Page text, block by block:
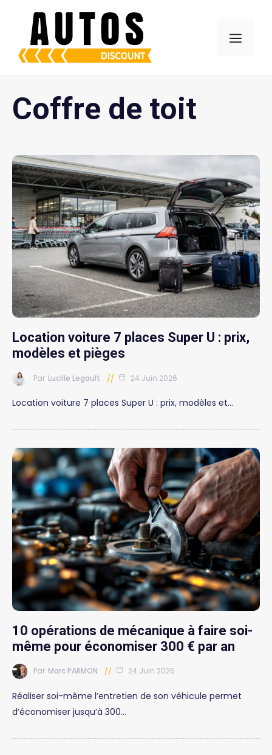
contenu
Menu
Coffre de toit
Location voiture 7 places Super U : prix,
modèles et pièges
Par Lucille Legault 24 Juin 2026
Location voiture 7 places Super U : prix, modèles et…
10 opérations de mécanique à faire soi-
même pour économiser 300 € par an
Par Marc PARMON 24 Juin 2026
Réaliser soi-même l’entretien de son véhicule permet
d’économiser jusqu’à 300…